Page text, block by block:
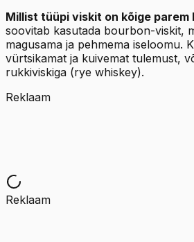
Millist tüüpi viskit on kõige parem
soovitab kasutada bourbon-viskit,
magusama ja pehmema iseloomu.
vürtsikamat ja kuivemat tulemust,
rukkiviskiga (rye whiskey).
Reklaam
Reklaam